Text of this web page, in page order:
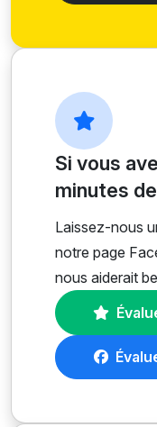
Si vous
minutes
Laissez-nous
notre page
nous aiderait